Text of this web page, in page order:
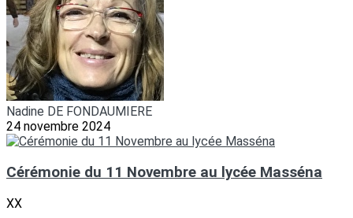
Nadine DE FONDAUMIERE
24 novembre 2024
Cérémonie du 11 Novembre au lycée Masséna
XX